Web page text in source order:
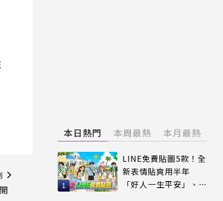
本日熱門 本周最熱 本月最熱
LINE免費貼圖5款！全
新表情貼爽用半年
「好人一生平安」、